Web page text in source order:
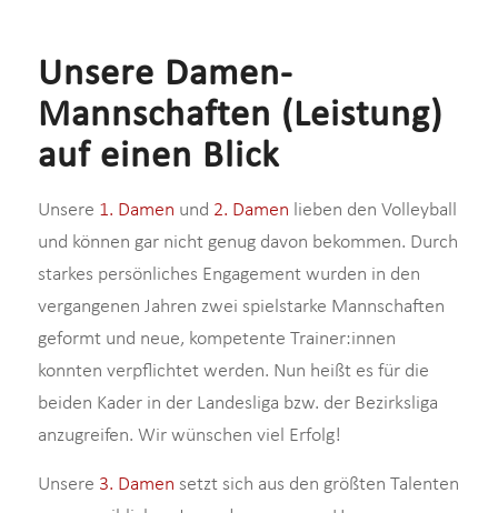
Unsere Damen-
Mannschaften (Leistung)
auf einen Blick
Unsere 1. Damen und 2. Damen lieben den Volleyball
und können gar nicht genug davon bekommen. Durch
starkes persönliches Engagement wurden in den
vergangenen Jahren zwei spielstarke Mannschaften
geformt und neue, kompetente Trainer:innen
konnten verpflichtet werden. Nun heißt es für die
beiden Kader in der Landesliga bzw. der Bezirksliga
anzugreifen. Wir wünschen viel Erfolg!
Unsere 3. Damen setzt sich aus den größten Talenten